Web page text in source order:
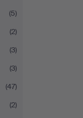
(5)
(2)
(3)
(3)
(47)
(2)